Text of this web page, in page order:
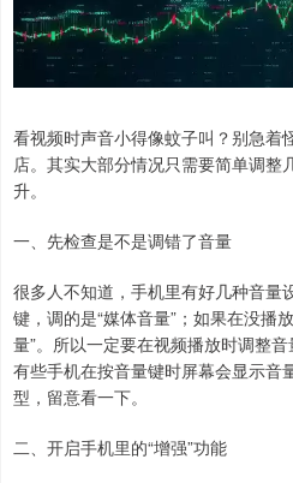
看视频时声音小得像蚊子叫？别急着
店。其实大部分情况只需要简单调整
升。
一、先检查是不是调错了音量
很多人不知道，手机里有好几种音量
键，调的是“媒体音量”；如果在没播
量”。所以一定要在视频播放时调整音
有些手机在按音量键时屏幕会显示音
型，留意看一下。
二、开启手机里的“增强”功能